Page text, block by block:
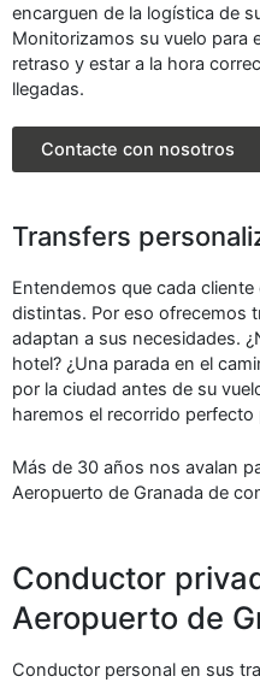
encarguen de la logística de
Monitorizamos su vuelo para
retraso y estar a la hora
llegadas.
Contacte con nosotros
Transfers
Entendemos que cada
distintas. Por eso ofrecemos
adaptan a sus necesidades.
hotel? ¿Una parada en el
por la ciudad antes de su
haremos el recorrido perfecto
Más de 30 años nos avalan
Aeropuerto de Granada de
Conductor
Aeropuerto de
Conductor personal en sus